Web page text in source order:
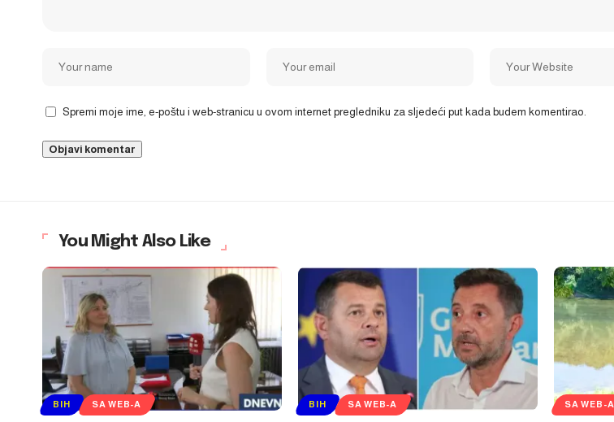
Spremi moje ime, e-poštu i web-stranicu u ovom internet pregledniku za sljedeći put kada budem komentirao.
You Might Also Like
BIH SA WEB-A BIH SA WEB-A SA WEB-A